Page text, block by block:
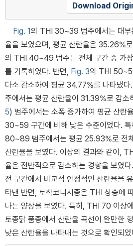
Download
Fig. 1의 THI 30~39 범주에서는 대부
율을 보였으며, 평균 산란율은 35.26%
의 THI 40~49 범주는 전체 구간 중 가
를 기록하였다. 반면, Fig. 3의 THI
다소 감소하여 평균 34.77%를 나타냈
주에서는 평균 산란율이 31.39%로 감
5) 범주에서는 소폭 증가하여 평균 산란
30~59 구간에 비해 낮은 수준이었다. 특
80~89 범주에서는 평균 25.93%로 전
산란율을 보였다. 이상의 결과와 같이,
율은 전반적으로 감소하는 경향을 보였
전 구간에서 비교적 안정적인 산란율을
타낸 반면, 토착코니시종은 THI 상승에
나는 양상을 보였다. 특히, THI 70 이상
토종닭 품종에서 산란율 곡선이 완만한
낮은 산란율을 나타내는 것으로 확인되었